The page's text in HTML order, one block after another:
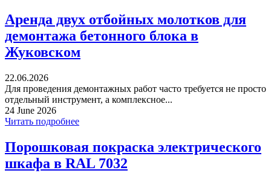
Аренда двух отбойных молотков для
демонтажа бетонного блока в
Жуковском
22.06.2026
Для проведения демонтажных работ часто требуется не просто
отдельный инструмент, а комплексное...
24 June 2026
Читать подробнее
Порошковая покраска электрического
шкафа в RAL 7032